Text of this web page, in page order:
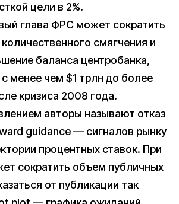
цели в 2%.
глава ФРС может сократить
смягчения и
баланса центробанка,
менее чем $1 трлн до более
кризиса 2008 года.
авторы называют отказ
guidance — сигналов рынку
процентных ставок. При
сократить объем публичных
от публикации так